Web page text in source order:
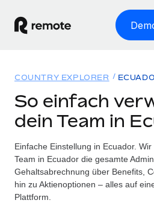
WELTWEITE BESCHÄFTIGUNG
Globale Payroll
Einfache, rechtssicher Payroll
Employer of Record
Weltweites Wachstum ohne
Lösungen
WELTWEITE ABDECKUNG
Country Explorer
Länderspezifische
Ressourcen
TOOLS UND RECHNER
Preise
COUNTRY EXPLORER
So einfach
dein Team in
Einfache Einstellung in Ecuador.
Team in Ecuador die gesamte
Gehaltsabrechnung über Benefits,
hin zu Aktienoptionen – alles auf
Plattform.